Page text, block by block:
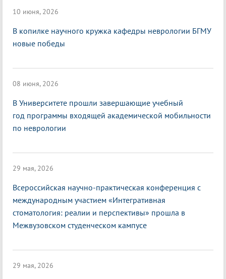
10 июня, 2026
В копилке научного кружка кафедры неврологии БГМУ
новые победы
08 июня, 2026
В Университете прошли завершающие учебный
год программы входящей академической мобильности
по неврологии
29 мая, 2026
Всероссийская научно-практическая конференция с
международным участием «Интегративная
стоматология: реалии и перспективы» прошла в
Межвузовском студенческом кампусе
29 мая, 2026